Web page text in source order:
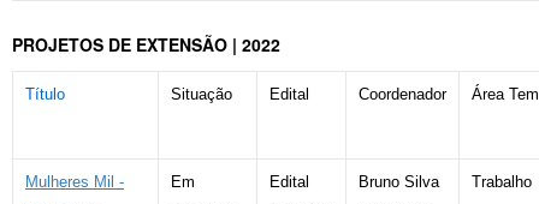
PROJETOS DE EXTENSÃO | 2022
Título Situação Edital Coordenador Área
Mulheres Mil -
Em
Edital
Bruno Silva
Trabalho